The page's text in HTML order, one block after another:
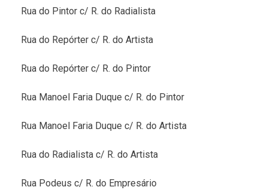
Rua do Pintor c/ R. do Radialista
Rua do Repórter c/ R. do Artista
Rua do Repórter c/ R. do Pintor
Rua Manoel Faria Duque c/ R. do Pintor
Rua Manoel Faria Duque c/ R. do Artista
Rua do Radialista c/ R. do Artista
Rua Podeus c/ R. do Empresário